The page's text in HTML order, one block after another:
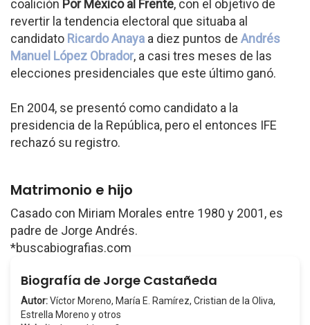
coalición Por México al Frente, con el objetivo de
revertir la tendencia electoral que situaba al
candidato Ricardo Anaya a diez puntos de Andrés
Manuel López Obrador, a casi tres meses de las
elecciones presidenciales que este último ganó.
En 2004, se presentó como candidato a la
presidencia de la República, pero el entonces IFE
rechazó su registro.
Matrimonio e hijo
Casado con Miriam Morales entre 1980 y 2001, es
padre de Jorge Andrés.
*buscabiografias.com
Biografía de Jorge Castañeda
Autor:Víctor Moreno, María E. Ramírez, Cristian de la Oliva,
Estrella Moreno y otros